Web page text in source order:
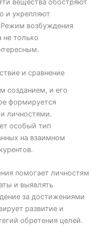
вещества обостряют
и укрепляют
возбуждения
не только
и сравнение
созданием, и его
формируется
личностями.
особый тип
на взаимном
помогает личностям
и выявлять
за достижениями
развитие и
обретения целей.